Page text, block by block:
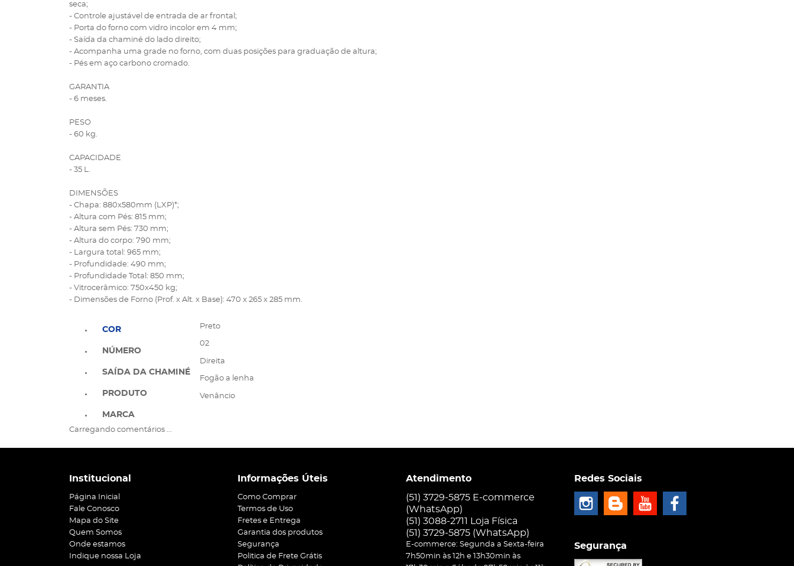
seca;
- Controle ajustável de entrada de ar frontal;
- Porta do forno com vidro incolor em 4 mm;
- Saída da chaminé do lado direito;
- Acompanha uma grade no forno, com duas posições para graduação de altura;
- Pés em aço carbono cromado.
GARANTIA
- 6 meses.
PESO
- 60 kg.
CAPACIDADE
- 35 L.
DIMENSÕES
- Chapa: 880x580mm (LXP)*;
- Altura com Pés: 815 mm;
- Altura sem Pés: 730 mm;
- Altura do corpo: 790 mm;
- Largura total: 965 mm;
- Profundidade: 490 mm;
- Profundidade Total: 850 mm;
- Vitrocerâmico: 750x450 kg;
- Dimensões de Forno (Prof. x Alt. x Base): 470 x 265 x 285 mm.
COR
NÚMERO
SAÍDA DA CHAMINÉ
PRODUTO
MARCA
Preto
02
Direita
Fogão a lenha
Venâncio
Carregando comentários ...
Institucional
Página Inicial
Fale Conosco
Mapa do Site
Quem Somos
Onde estamos
Indique nossa Loja
Informações Úteis
Como Comprar
Termos de Uso
Fretes e Entrega
Garantia dos produtos
Segurança
Politica de Frete Grátis
Atendimento
(51) 3729-5875 E-commerce
(WhatsApp)
(51) 3088-2711 Loja Física
(51) 3729-5875 (WhatsApp)
E-commerce: Segunda a Sexta-feira
7h50min às 12h e 13h30min às
Redes Sociais
Segurança